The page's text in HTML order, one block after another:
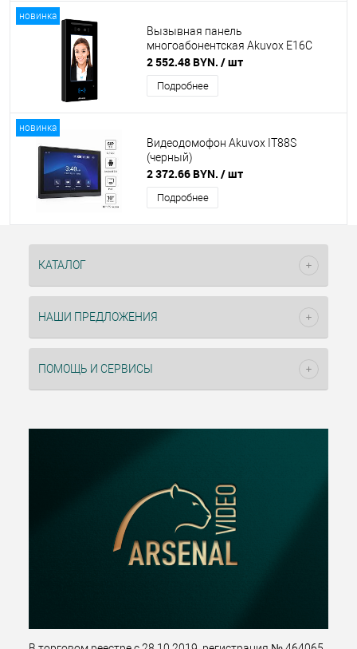
новинка
Вызывная панель
многоабонентская Akuvox E16C
2 552.48 BYN. / шт
Подробнее
новинка
Видеодомофон Akuvox IT88S
(черный)
2 372.66 BYN. / шт
Подробнее
КАТАЛОГ
НАШИ ПРЕДЛОЖЕНИЯ
ПОМОЩЬ И СЕРВИСЫ